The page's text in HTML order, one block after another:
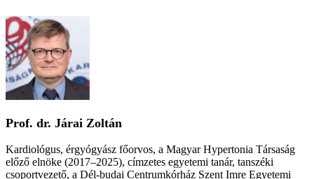
Prof. dr. Járai Zoltán
Kardiológus, érgyógyász főorvos, a Magyar Hypertonia Társaság
előző elnöke (2017–2025), címzetes egyetemi tanár, tanszéki
csoportvezető, a Dél-budai Centrumkórház Szent Imre Egyetemi